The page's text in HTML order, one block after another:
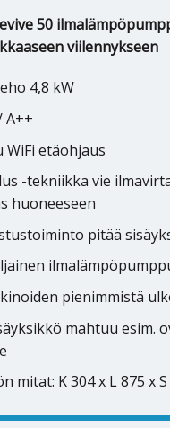
50
viilennykseen
4,8 kW
A++
etäohjaus
-tekniikka vie
huoneeseen
pitää
pienimmistä
mahtuu esim.
mitat: K 304 x L 875 x